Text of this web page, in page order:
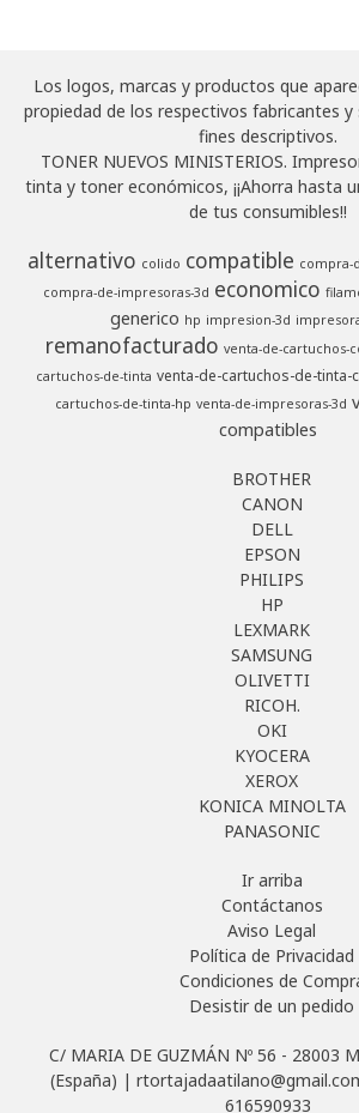
Los logos, marcas y productos que
propiedad de los respectivos fabricantes
fines descriptivos.
TONER NUEVOS MINISTERIOS.
tinta y toner económicos, ¡¡Ahorra hasta
de tus consumibles!!
alternativo colido compatible compra-
compra-de-impresoras-3d economico
generico hp impresion-3d
remanofacturado venta-de-cartuchos-
cartuchos-de-tinta venta-de-cartuchos-de-tinta-
cartuchos-de-tinta-hp venta-de-impresoras-3d
compatibles
BROTHER
CANON
DELL
EPSON
PHILIPS
HP
LEXMARK
SAMSUNG
OLIVETTI
RICOH.
OKI
KYOCERA
XEROX
KONICA MINOLTA
PANASONIC
Ir arriba
Contáctanos
Aviso Legal
Política de Privacidad
Condiciones de
Desistir de un pedido
C/ MARIA DE GUZMÁN Nº 56 - 28003
(España) |
616590933